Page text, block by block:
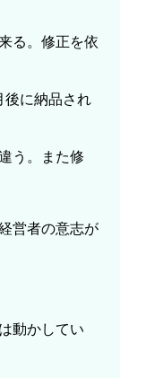
る。修正を依
後に納品され
う。また修
営者の意志が
動かしてい